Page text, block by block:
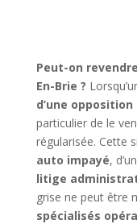
Peut-on
En-Brie ?
d’une
particulier de le
régularisée. Cette
auto impayé, d’un
litige
grise ne peut être
spécialisés